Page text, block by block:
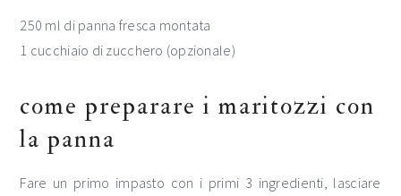
250 ml di panna fresca montata
1 cucchiaio di zucchero (opzionale)
come preparare i maritozzi con
la panna
Fare un primo impasto con i primi 3 ingredienti, lasciare